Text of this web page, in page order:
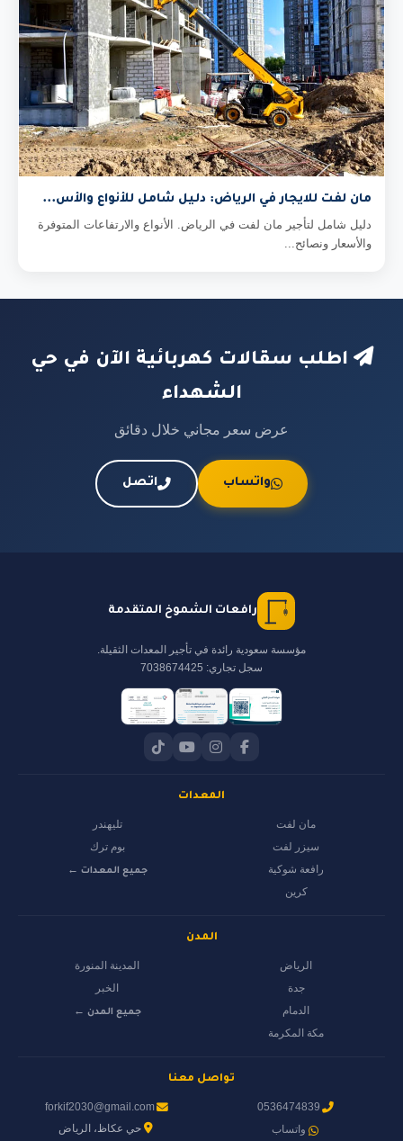
مان لفت للايجار في الرياض: دليل شامل للأنواع والأس...
دليل شامل لتأجير مان لفت في الرياض. الأنواع والارتفاعات المتوفرة
والأسعار ونصائح...
اطلب سقالات كهربائية الآن في حي
الشهداء
عرض سعر مجاني خلال دقائق
واتساب اتصل
رافعات الشموخ المتقدمة
مؤسسة سعودية رائدة في تأجير المعدات الثقيلة.
سجل تجاري: 7038674425
المعدات
مان لفت
سيزر لفت
رافعة شوكية
كرين
تليهندر
بوم ترك
جميع المعدات ←
المدن
الرياض
جدة
الدمام
مكة المكرمة
المدينة المنورة
الخبر
جميع المدن ←
تواصل معنا
0536474839
واتساب
forkif2030@gmail.com
حي عكاظ، الرياض